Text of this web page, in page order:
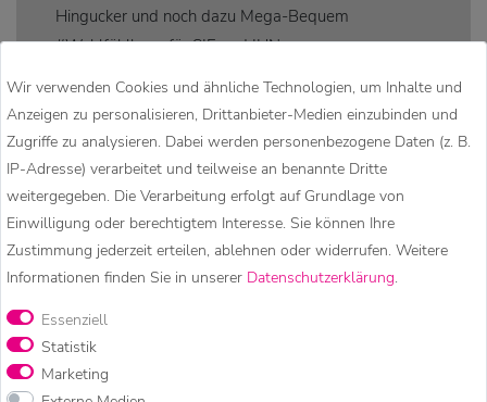
Hingucker und noch dazu Mega-Bequem
#Wohlfühlhose für SIE und IHN
Achtung:
Leichte Farbabweichungen in der Darstellung durch
verschiedene Bildschirmeinstellungen sind möglich!
KUNST UND MAGIE – HIPPIE
MODE, GOA KLEIDUNG &
Wir verwenden Cookies und ähnliche Technologien, um Inhalte und
Anzeigen zu personalisieren, Drittanbieter-Medien einzubinden und
Zugriffe zu analysieren. Dabei werden personenbezogene Daten (z. B.
IP-Adresse) verarbeitet und teilweise an benannte Dritte
weitergegeben. Die Verarbeitung erfolgt auf Grundlage von
Einwilligung oder berechtigtem Interesse. Sie können Ihre
Zustimmung jederzeit erteilen, ablehnen oder widerrufen. Weitere
Informationen finden Sie in unserer Daten­schutz­erklärung.
Essenziell
Statistik
Marketing